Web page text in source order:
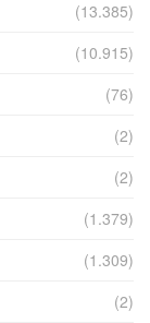
(13.385)
(10.915)
(76)
(2)
(2)
(1.379)
(1.309)
(2)